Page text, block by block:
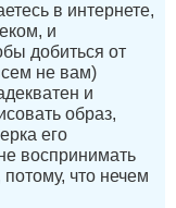
в интернете,
и
добиться от
не вам)
и
образ,
его
воспринимать
что нечем